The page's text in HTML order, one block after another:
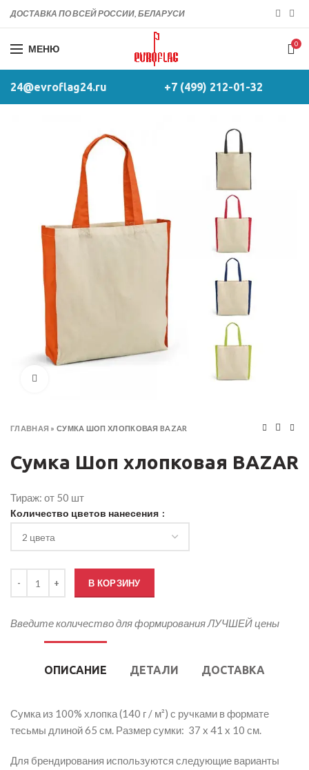
ДОСТАВКА ПО ВСЕЙ РОССИИ, БЕЛАРУСИ
МЕНЮ 0
24@evroflag24.ru +7 (499) 212-01-32
ГЛАВНАЯ »СУМКА ШОП ХЛОПКОВАЯ BAZAR
Сумка Шоп хлопковая BAZAR
Тираж: от 50 шт
Количество цветов нанесения
В КОРЗИНУ
Введите количество для формирования ЛУЧШЕЙ цены
ОПИСАНИЕ ДЕТАЛИ ДОСТАВКА
Сумка из 100% хлопка (140 г / м²) с ручками в формате
тесьмы длиной 65 см. Размер сумки: 37 x 41 x 10 см.
Для брендирования используются следующие варианты